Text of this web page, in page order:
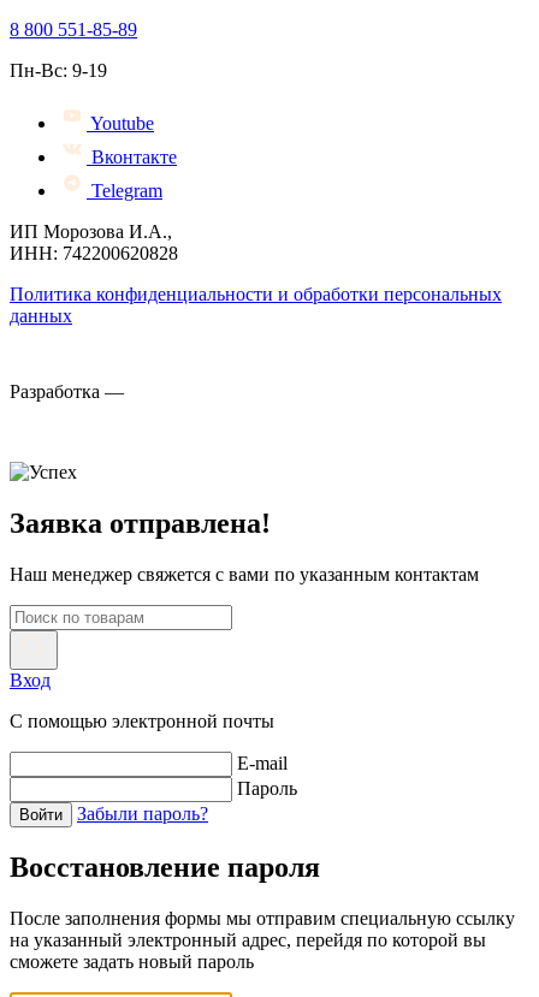
8 800 551-85-89
Пн-Вс: 9-19
Youtube
Вконтакте
Telegram
ИП Морозова И.А.,
ИНН: 742200620828
Политика конфиденциальности и обработки персональных
данных
Разработка —
Заявка отправлена!
Наш менеджер свяжется с вами по указанным контактам
Вход
С помощью электронной почты
E-mail
Пароль
Войти Забыли пароль?
Восстановление пароля
После заполнения формы мы отправим специальную ссылку
на указанный электронный адрес, перейдя по которой вы
сможете задать новый пароль